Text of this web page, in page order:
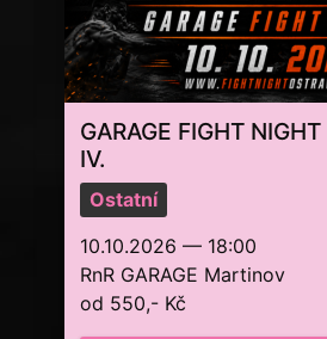
GARAGE FIGHT
IV.
Ostatní
10.10.2026 — 18:00
RnR GARAGE Martinov
od 550,- Kč